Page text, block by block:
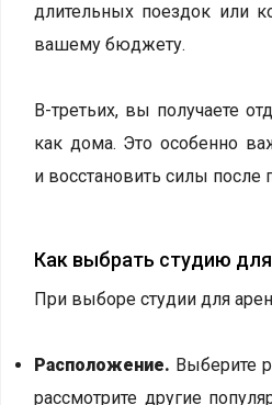
длительных поездок или
вашему бюджету.
В-третьих, вы получаете
как дома. Это особенно
и восстановить силы после
Как выбрать студию
При выборе студии для
Расположение. Выберите
рассмотрите другие